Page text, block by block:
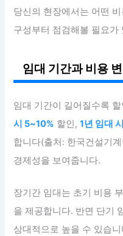
당신의 현장에서는 어떤
구성부터 점검해볼 필요가
임대 기간과 비용
임대 기간이 길어질수록
시 5~10% 할인,1년 임대
합니다(출처: 한국건설기
경제성을 보여줍니다.
장기간 임대는 초기 비용
을 제공합니다. 반면 단기
상대적으로 높을 수 있습니